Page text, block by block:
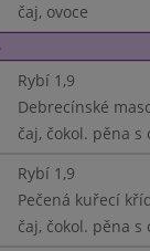
čaj, ovoce
Rybí 1,9
Debrecínské
čaj, čokol. pěna s
Rybí 1,9
Pečená kuřecí
čaj, čokol. pěna s